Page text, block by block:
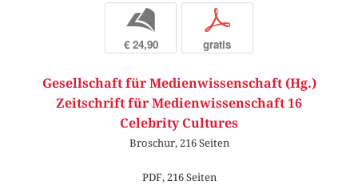
b
€ 24,90
p
gratis
Gesellschaft für Medienwissenschaft (Hg.)
Zeitschrift für Medienwissenschaft 16
Celebrity Cultures
Broschur, 216 Seiten
PDF, 216 Seiten